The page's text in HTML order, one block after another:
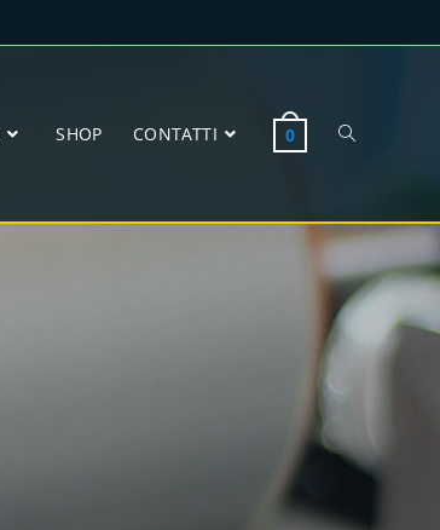
SHOP CONTATTI 0